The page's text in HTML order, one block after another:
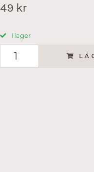
49 kr
I lager